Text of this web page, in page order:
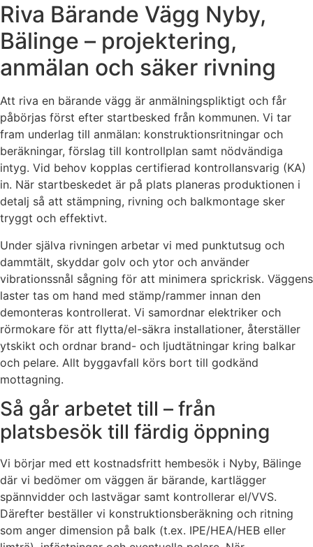
Riva Bärande Vägg Nyby,
Bälinge – projektering,
anmälan och säker rivning
Att riva en bärande vägg är anmälningspliktigt och får
påbörjas först efter startbesked från kommunen. Vi tar
fram underlag till anmälan: konstruktionsritningar och
beräkningar, förslag till kontrollplan samt nödvändiga
intyg. Vid behov kopplas certifierad kontrollansvarig (KA)
in. När startbeskedet är på plats planeras produktionen i
detalj så att stämpning, rivning och balkmontage sker
tryggt och effektivt.
Under själva rivningen arbetar vi med punktutsug och
dammtält, skyddar golv och ytor och använder
vibrationssnål sågning för att minimera sprickrisk. Väggens
laster tas om hand med stämp/rammer innan den
demonteras kontrollerat. Vi samordnar elektriker och
rörmokare för att flytta/el-säkra installationer, återställer
ytskikt och ordnar brand- och ljudtätningar kring balkar
och pelare. Allt byggavfall körs bort till godkänd
mottagning.
Så går arbetet till – från
platsbesök till färdig öppning
Vi börjar med ett kostnadsfritt hembesök i Nyby, Bälinge
där vi bedömer om väggen är bärande, kartlägger
spännvidder och lastvägar samt kontrollerar el/VVS.
Därefter beställer vi konstruktionsberäkning och ritning
som anger dimension på balk (t.ex. IPE/HEA/HEB eller